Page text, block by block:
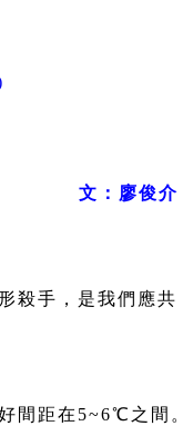
文：廖俊介
殺手，是我們應共
間距在5~6℃之間。